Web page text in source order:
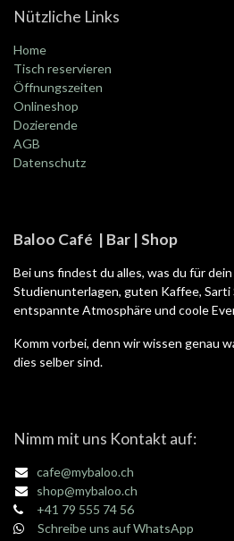
Nützliche Links
Home
Tisch reservieren
Öffnungszeiten
Onlineshop
Dozierende
AGB
Datenschutz
Baloo Café | Bar | Shop
Bei uns findest du alles, was du für
Studienunterlagen, guten Kaffee, Sarti
entspannte Atmosphäre und coole
Komm vorbei, denn wir wissen genau
dies selber sind.
Nimm mit uns Kontakt auf:
cafe@mybaloo.ch
shop@mybaloo.ch
+41 79 555 74 56
Schreibe uns auf WhatsApp